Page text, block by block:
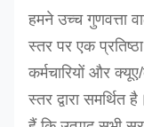
2।
वायर रस्सियों
3। तार रस्सी संरचना,
4। हेराफेरी का सुरक्षा
5। मास्टर लिंक और
6। झोंपड़ी का सुरक्षा
हमने उच्च गुणवत्ता
स्तर पर एक
कर्मचारियों और
स्तर द्वारा समर्थित है।